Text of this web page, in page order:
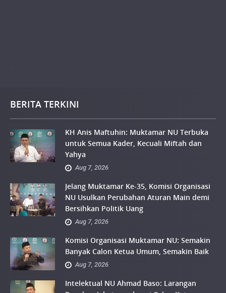
BERITA TERKINI
KH Anis Maftuhin: Muktamar NU Terbuka
untuk Semua Kader, Kecuali Miftah dan
Yahya
Aug 7, 2026
Jelang Muktamar Ke-35, Komisi Organisasi
NU Usulkan Perubahan Aturan Main demi
Bersihkan Politik Uang
Aug 7, 2026
Komisi Organisasi Muktamar NU: Semakin
Banyak Calon Ketua Umum, Semakin Baik
Aug 7, 2026
Intelektual NU Ahmad Baso: Larangan